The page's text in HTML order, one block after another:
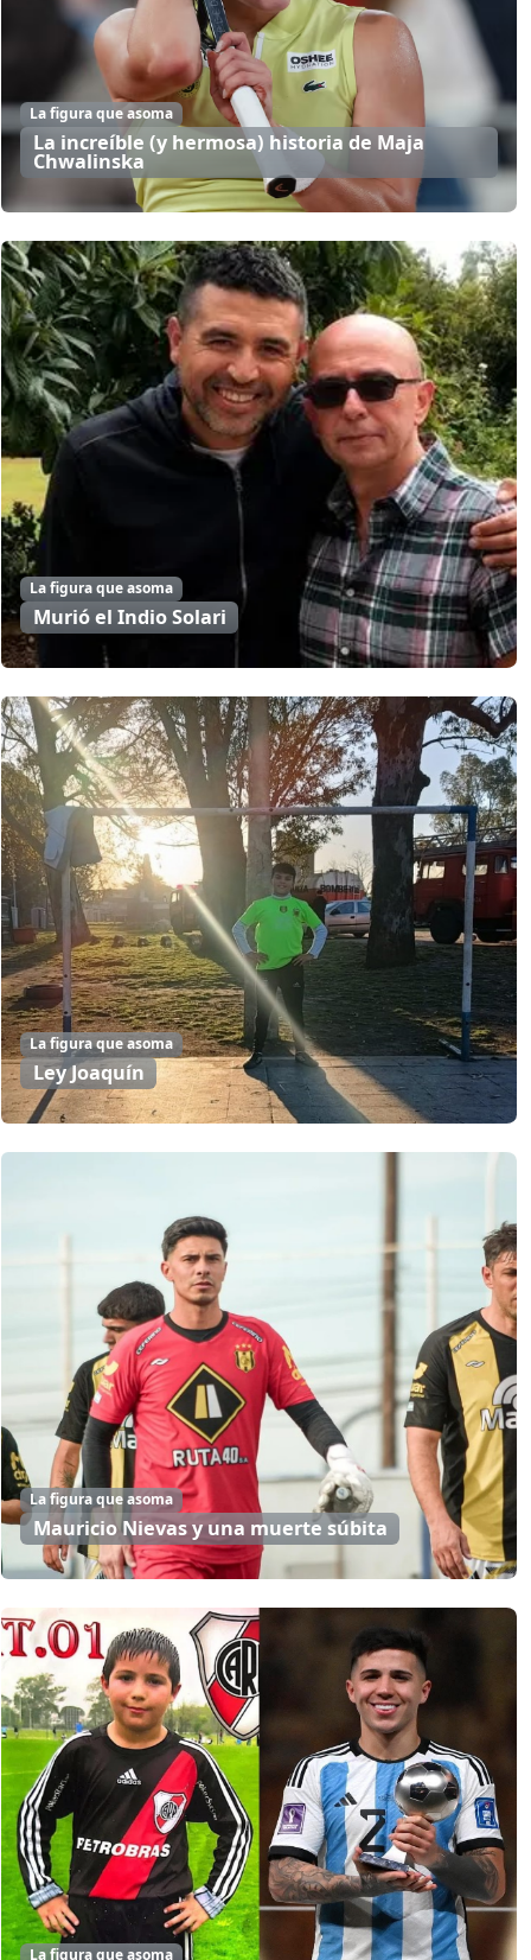
La figura que asoma
La increíble (y hermosa) historia de Maja
Chwalinska
La figura que asoma
Murió el Indio Solari
La figura que asoma
Ley Joaquín
La figura que asoma
Mauricio Nievas y una muerte súbita
La figura que asoma